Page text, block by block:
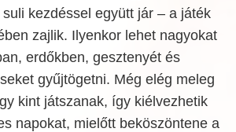
kezdéssel együtt jár – a játék
zajlik. Ilyenkor lehet nagyokat
erdőkben, gesztenyét és
gyűjtögetni. Még elég meleg
kint játszanak, így kiélvezhetik
napokat, mielőtt beköszöntene a